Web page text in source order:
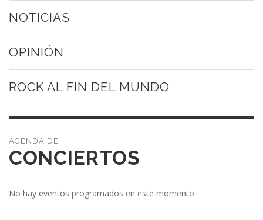
NOTICIAS
OPINIÓN
ROCK AL FIN DEL MUNDO
CONCIERTOS
No hay eventos programados en este momento